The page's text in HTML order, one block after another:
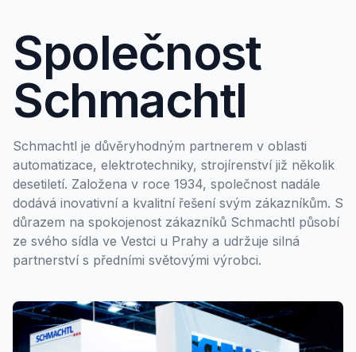
Společnost
Schmachtl
Schmachtl je důvěryhodným partnerem v oblasti
automatizace, elektrotechniky, strojírenství již několik
desetiletí. Založena v roce 1934, společnost nadále
dodává inovativní a kvalitní řešení svým zákazníkům. S
důrazem na spokojenost zákazníků Schmachtl působí
ze svého sídla ve Vestci u Prahy a udržuje silná
partnerství s předními světovými výrobci.